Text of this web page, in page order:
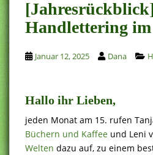
c
o
n
t
e
n
t
Handlettering
Januar 12, 2025 Dana
Hallo ihr Lieben,
jeden Monat am 15. rufen
Büchern und Kaffee und Leni
Welten dazu auf, zu einem